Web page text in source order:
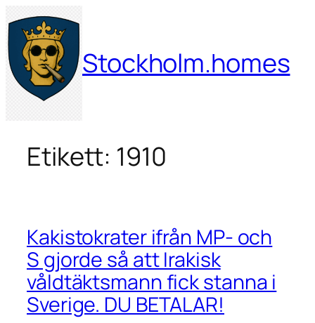
Hoppa
till
innehåll
Stockholm.homes
Etikett: 1910
Kakistokrater ifrån MP- och
S gjorde så att Irakisk
våldtäktsmann fick stanna i
Sverige. DU BETALAR!